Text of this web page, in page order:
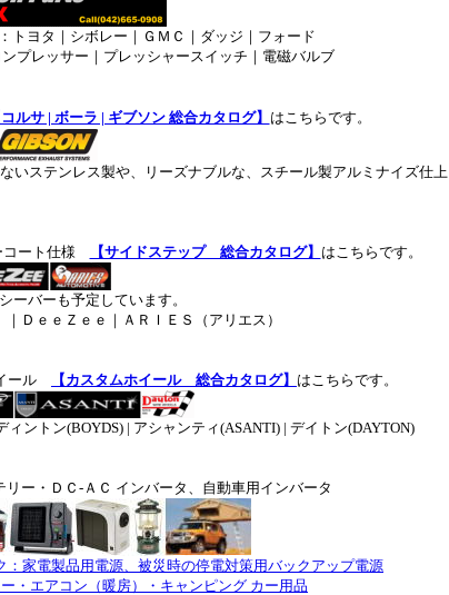
ヨタ｜シボレー｜ＧＭＣ｜ダッジ｜フォード
プレッサー｜プレッシャースイッチ｜電磁バルブ
コルサ | ボーラ | ギブソン 総合カタログ】 はこちらです。
いステンレス製や、リーズナブルな、スチール製アルミナイズ仕上
コート仕様 【サイドステップ 総合カタログ】 はこちらです。
ーバーも予定しています。
ＤｅｅＺｅｅ｜ＡＲＩＥＳ（アリエス）
ール 【カスタムホイール 総合カタログ】 はこちらです。
ントン(BOYDS) | アシャンティ(ASANTI) | デイトン(DAYTON)
ー・ＤＣ-ＡＣ インバータ、自動車用インバータ
家電製品用電源、被災時の停電対策用バックアップ電源
・エアコン（暖房）・キャンピング カー用品